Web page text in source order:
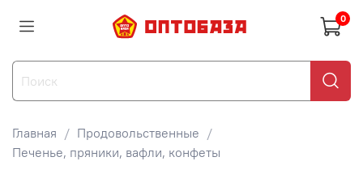
0
Главная
Продовольственные
Печенье, пряники, вафли, конфеты